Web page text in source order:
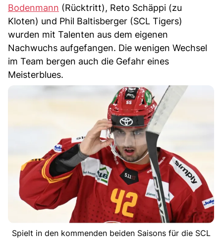
Bodenmann (Rücktritt), Reto Schäppi (zu
Kloten) und Phil Baltisberger (SCL Tigers)
wurden mit Talenten aus dem eigenen
Nachwuchs aufgefangen. Die wenigen Wechsel
im Team bergen auch die Gefahr eines
Meisterblues.
Spielt in den kommenden beiden Saisons für die SCL